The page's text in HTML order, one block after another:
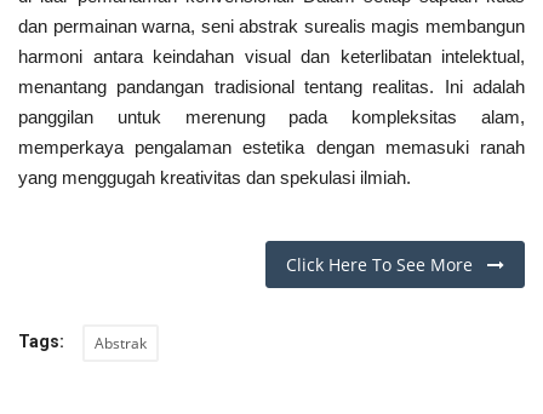
dan permainan warna, seni abstrak surealis magis membangun
harmoni antara keindahan visual dan keterlibatan intelektual,
menantang pandangan tradisional tentang realitas. Ini adalah
panggilan untuk merenung pada kompleksitas alam,
memperkaya pengalaman estetika dengan memasuki ranah
yang menggugah kreativitas dan spekulasi ilmiah.
Click Here To See More
Tags: Abstrak